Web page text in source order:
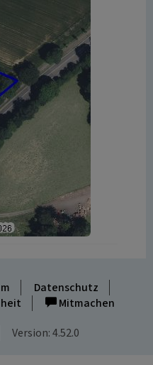
Datenschutz
Mitmachen
Version: 4.52.0